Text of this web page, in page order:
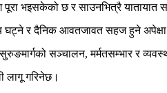
भइसकेको छ र साउनभित्रै यातायात
घट्ने र दैनिक आवतजावत सहज हुने अपेक्षा
सञ्चालन, मर्मतसम्भार र
लागू गरिनेछ।